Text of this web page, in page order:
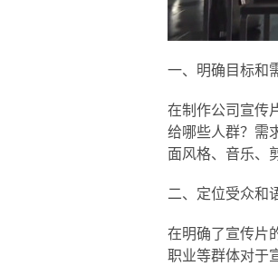
一、明确目标和
在制作公司宣传
给哪些人群？需
面风格、音乐、
二、定位受众和
在明确了宣传片
职业等群体对于